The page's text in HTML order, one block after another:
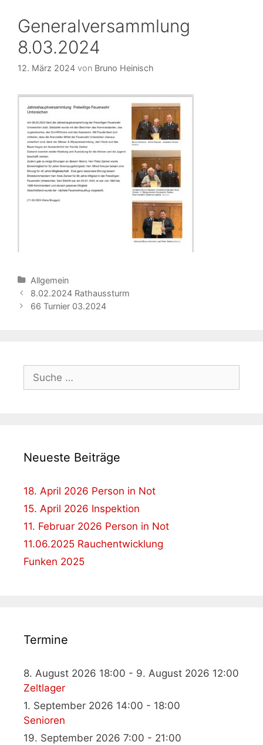
Generalversammlung
8.03.2024
12. März 2024 von Bruno Heinisch
Kategorien
Allgemein
Beitrags-
Navigation
8.02.2024 Rathaussturm
66 Turnier 03.2024
Suche
nach:
Neueste Beiträge
18. April 2026 Person in Not
15. April 2026 Inspektion
11. Februar 2026 Person in Not
11.06.2025 Rauchentwicklung
Funken 2025
Termine
8. August 2026 18:00 - 9. August 2026 12:00
Zeltlager
1. September 2026 14:00 - 18:00
Senioren
19. September 2026 7:00 - 21:00